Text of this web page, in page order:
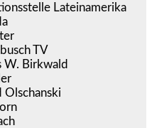
Lateinamerika
TV
W. Birkwald
Olschanski